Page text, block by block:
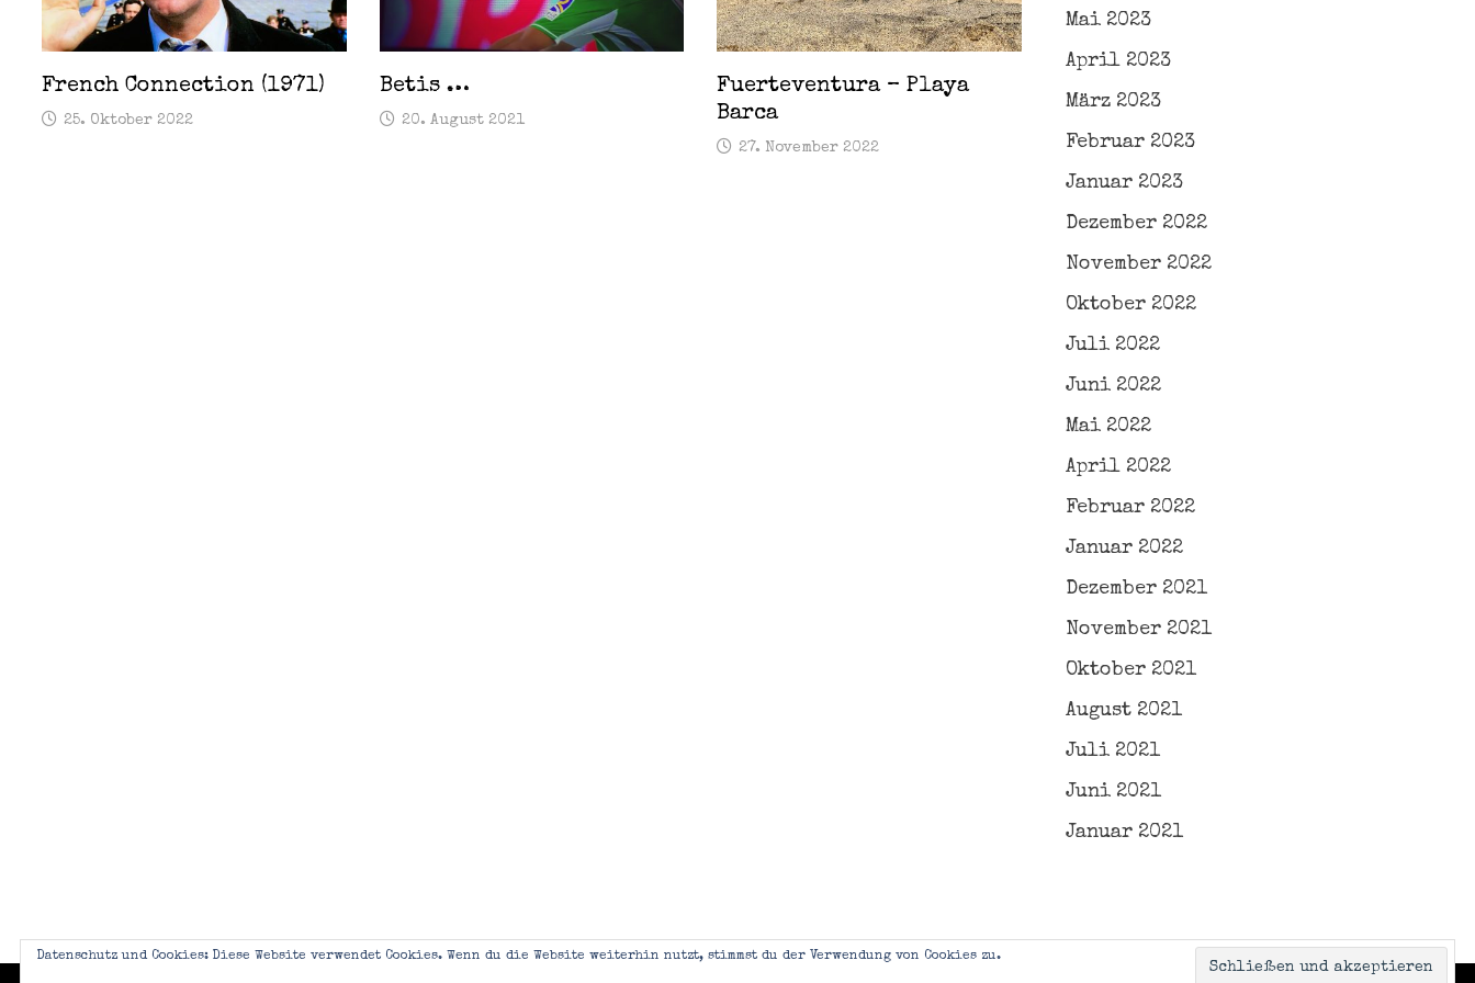
French Connection (1971)
25. Oktober 2022
Betis …
20. August 2021
Fuerteventura – Playa
Barca
27. November 2022
Mai 2023
April 2023
März 2023
Februar 2023
Januar 2023
Dezember 2022
November 2022
Oktober 2022
Juli 2022
Juni 2022
Mai 2022
April 2022
Februar 2022
Januar 2022
Dezember 2021
November 2021
Oktober 2021
August 2021
Juli 2021
Juni 2021
Januar 2021
Datenschutz und Cookies: Diese Website verwendet Cookies. Wenn du die Website weiterhin nutzt, stimmst du der Verwendung von Cookies zu.